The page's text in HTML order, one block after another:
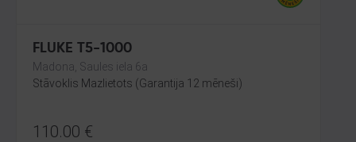
FLUKE T5-1000
Madona, Saules iela 6a
Stāvoklis Mazlietots (Garantija 12 mēneši)
110.00 €